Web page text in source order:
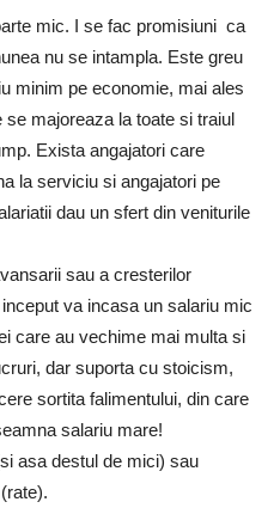
mic. I se fac promisiuni ca
nu se intampla. Este greu
minim pe economie, mai ales
se majoreaza la toate si traiul
Exista angajatori care
la serviciu si angajatori pe
dau un sfert din veniturile
sau a cresterilor
va incasa un salariu mic
care au vechime mai multa si
dar suporta cu stoicism,
sortita falimentului, din care
salariu mare!
asa destul de mici) sau